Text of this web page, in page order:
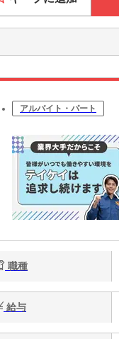
アルバイト・パート
職種
給与